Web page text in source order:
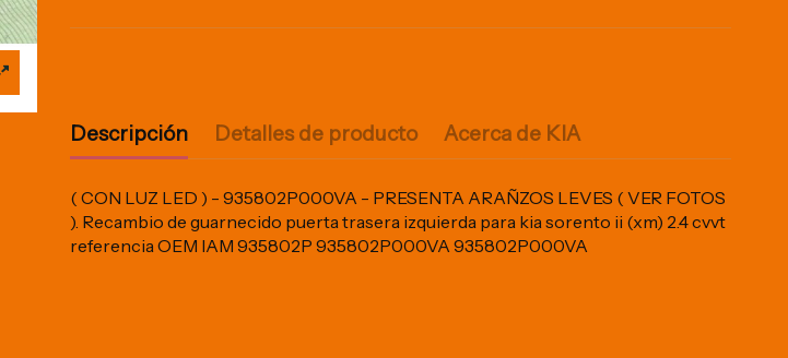
Descripción Detalles de producto Acerca de KIA
( CON LUZ LED ) - 935802P000VA - PRESENTA ARAÑZOS LEVES ( VER FOTOS
). Recambio de guarnecido puerta trasera izquierda para kia sorento ii (xm) 2.4 cvvt
referencia OEM IAM 935802P 935802P000VA 935802P000VA